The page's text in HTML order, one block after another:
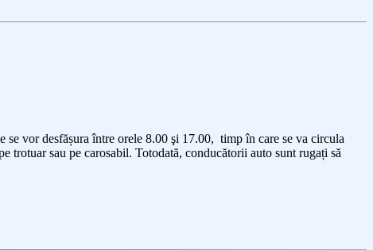
vor desfășura între orele 8.00 şi 17.00, timp în care se va circula
trotuar sau pe carosabil. Totodată, conducătorii auto sunt rugați să